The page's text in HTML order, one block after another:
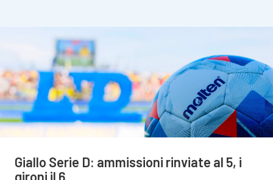
Giallo Serie D: ammissioni rinviate al 5, i
gironi il 6